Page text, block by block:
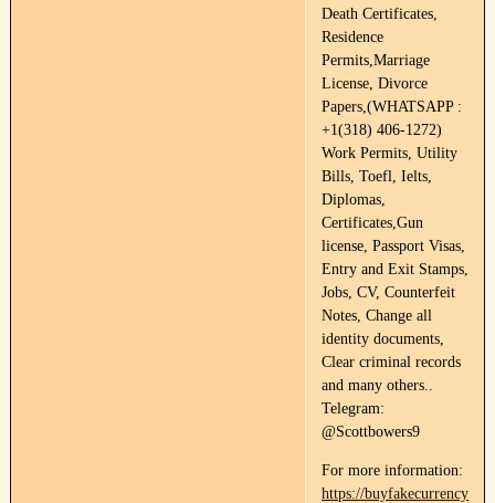
Death Certificates,
Residence
Permits,Marriage
License, Divorce
Papers,(WHATSAPP :
+1(318) 406-1272)
Work Permits, Utility
Bills, Toefl, Ielts,
Diplomas,
Certificates,Gun
license, Passport Visas,
Entry and Exit Stamps,
Jobs, CV, Counterfeit
Notes, Change all
identity documents,
Clear criminal records
and many others..
Telegram:
@Scottbowers9
For more information:
https://